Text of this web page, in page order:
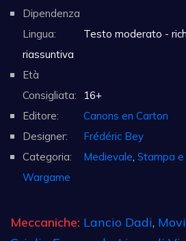
Dipendenza
Lingua:
Testo moderato -
riassuntiva
Età
Consigliata:
16+
Editore:
Canons en Carton
Designer:
Frédéric Bey
Categoria:
Medievale Stampa e
Wargame
Meccaniche: Lancio Dadi,